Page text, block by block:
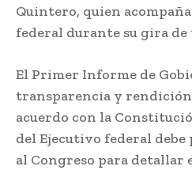
Quintero, quien
federal durante su gira
El Primer Informe de
transparencia y rendición
acuerdo con la
del Ejecutivo federal
al Congreso para detallar